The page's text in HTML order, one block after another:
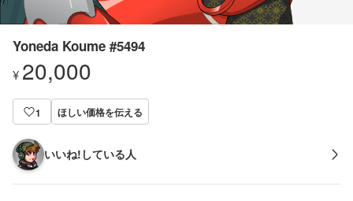
Yoneda Koume #5494
¥ 20,000
1 ほしい価格を伝える
いいね!している人